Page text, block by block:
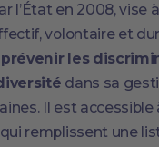
l’État en 2008, vise
volontaire et
prévenir les
dans sa
Il est accessible
remplissent une